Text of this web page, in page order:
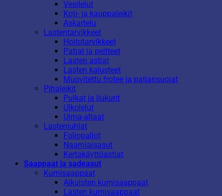
Vesilelut
Koti- ja kauppaleikit
Askartelu
Lastentarvikkeet
Hoitotarvikkeet
Patjat ja peitteet
Lasten astiat
Lasten kalusteet
Muovitettu frotee ja patjansuojat
Pihaleikit
Pulkat ja liukurit
Ulkolelut
Uima-altaat
Lastenjuhlat
Foliopallot
Naamiaisasut
Kertakäyttöastiat
Saappaat ja sadeasut
Kumisaappaat
Aikuisten kumisaappaat
Lasten kumisaappaat